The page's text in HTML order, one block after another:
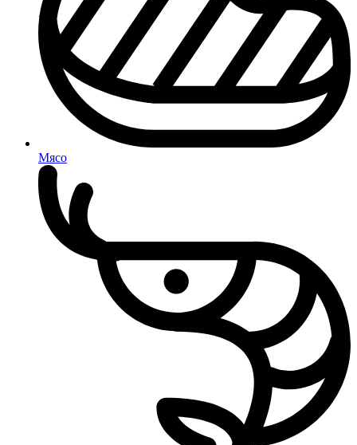
Мясо